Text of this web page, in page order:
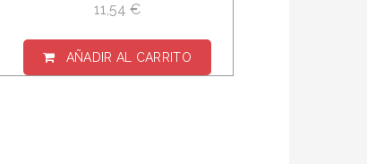
11,54 €
AÑADIR AL CARRITO